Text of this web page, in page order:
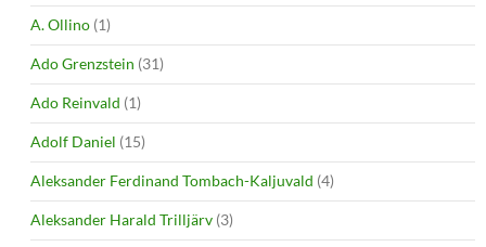
A. Ollino (1)
Ado Grenzstein (31)
Ado Reinvald (1)
Adolf Daniel (15)
Aleksander Ferdinand Tombach-Kaljuvald (4)
Aleksander Harald Trilljärv (3)